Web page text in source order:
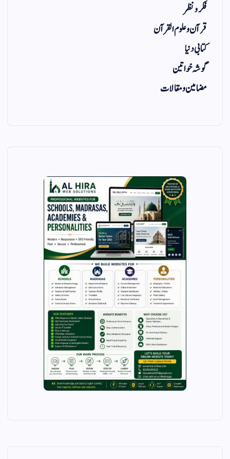
فکر و نظر
قرآن و علوم القرآن
کتابی دنیا
گوشہ خواتین
مضامین و مقالات